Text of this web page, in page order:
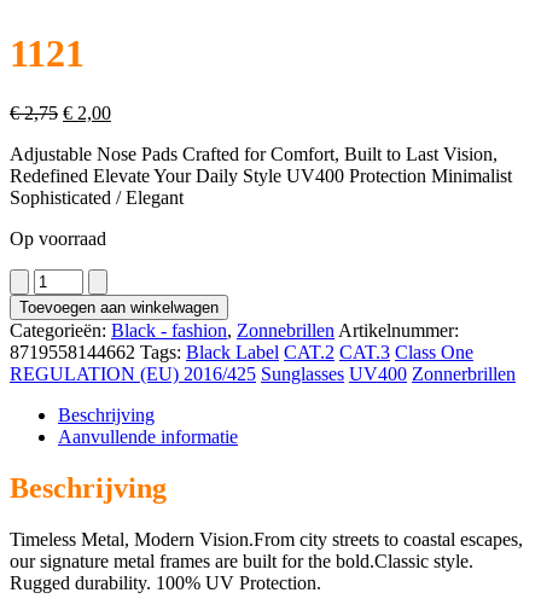
1121
€2,75 Oorspronkelijke
was:
€ 2,75.
€ 2,00Huidige
is:
€ 2,00.
Adjustable Nose Pads Crafted for Comfort, Built to Last Vision,
Redefined Elevate Your Daily Style UV400 Protection Minimalist
Sophisticated / Elegant
Op voorraad
1121
aantal
Toevoegen aan winkelwagen
Categorieën: Black - fashion, Zonnebrillen Artikelnummer:
8719558144662 Tags: Black Label CAT.2 CAT.3 Class One
REGULATION (EU) 2016/425 Sunglasses UV400 Zonnerbrillen
Beschrijving
Aanvullende informatie
Beschrijving
Timeless Metal, Modern Vision.From city streets to coastal escapes,
our signature metal frames are built for the bold.Classic style.
Rugged durability. 100% UV Protection.